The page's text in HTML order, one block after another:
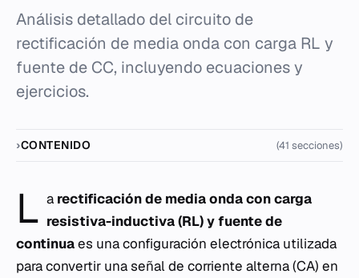
Análisis detallado del circuito de
rectificación de media onda con carga RL y
fuente de CC, incluyendo ecuaciones y
ejercicios.
CONTENIDO (41 secciones)
L a rectificación de media onda con carga
resistiva-inductiva (RL) y fuente de
continuaes una configuración electrónica utilizada
para convertir una señal de corriente alterna (CA) en